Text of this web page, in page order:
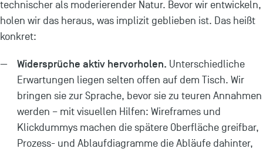
technischer als moderierender Natur. Bevor wir entwickeln,
holen wir das heraus, was implizit geblieben ist. Das heißt
konkret:
Widersprüche aktiv hervorholen. Unterschiedliche
Erwartungen liegen selten offen auf dem Tisch. Wir
bringen sie zur Sprache, bevor sie zu teuren Annahmen
werden – mit visuellen Hilfen: Wireframes und
Klickdummys machen die spätere Oberfläche greifbar,
Prozess- und Ablaufdiagramme die Abläufe dahinter,